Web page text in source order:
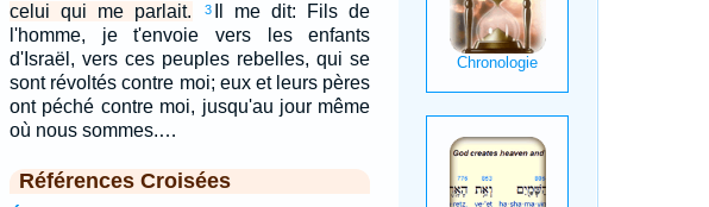
celui qui me parlait.
3
Il me dit: Fils de
l'homme, je t'envoie vers les enfants
d'Israël, vers ces peuples rebelles, qui se
sont révoltés contre moi; eux et leurs pères
ont péché contre moi, jusqu'au jour même
où nous sommes.…
Références Croisées